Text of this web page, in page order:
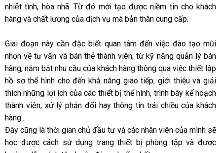
nhiệt tình, hòa nhã. Từ đó mới tạo được niềm tin cho khách
hàng và chất lượng của dịch vụ mà bản thân cung cấp.
Giai đoạn này cần đặc biết quan tâm đến việc đào tạo mũi
nhọn về tư vấn và bán thẻ thành viên; từ kỹ năng quản lý bán
hàng, nắm bắt nhu cầu của khách hàng thông qua việc thiết lập
hồ sơ thể hình cho đến khả năng giao tiếp, giới thiệu và giải
thích những lợi ích của các thiết bị thể hình, trình bày kế hoạch
thành viên, xử lý phản đối hay thông tin trái chiều của khách
hàng...
Đây cũng là thời gian chủ đầu tư và các nhân viên của mình sẽ
học được cách sử dụng trang thiết bị phòng tập và được